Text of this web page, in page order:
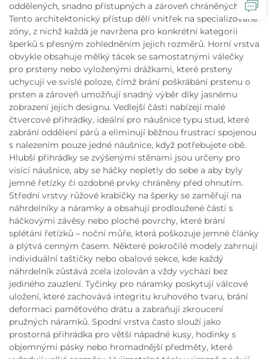
oddělených, snadno přístupných a zároveň chráněných.
Tento architektonický přístup dělí vnitřek na specializované
zóny, z nichž každá je navržena pro konkrétní kategorii
šperků s přesným zohledněním jejich rozměrů. Horní vrstva
obvykle obsahuje mělký tácek se samostatnými válečky
pro prsteny nebo vyloženými drážkami, které prsteny
uchycují ve svislé poloze, čímž brání poškrábání prstenu o
prsten a zároveň umožňují snadný výběr díky jasnému
zobrazení jejich designu. Vedlejší části nabízejí malé
čtvercové přihrádky, ideální pro náušnice typu stud, které
zabrání oddělení párů a eliminují běžnou frustraci spojenou
s nalezením pouze jedné náušnice, když potřebujete obě.
Hlubší přihrádky se zvýšenými stěnami jsou určeny pro
visící náušnice, aby se háčky nepletly do sebe a aby byly
jemné řetízky či ozdobné prvky chráněny před ohnutím.
Střední vrstvy růžové krabičky na šperky se zaměřují na
náhrdelníky a náramky a obsahují prodloužené části s
háčkovými závěsy nebo ploché povrchy, které brání
splétání řetízků – noční můře, která poškozuje jemné články
a plýtvá cenným časem. Některé pokročilé modely zahrnují
individuální taštičky nebo obalové sekce, kde každý
náhrdelník zůstává zcela izolován a vždy vychází bez
jediného zauzlení. Tyčinky pro náramky poskytují válcové
uložení, které zachovává integritu kruhového tvaru, brání
deformaci paměťového drátu a zabraňují zkroucení
pružných náramků. Spodní vrstva často slouží jako
prostorná přihrádka pro větší nápadné kusy, hodinky s
objemnými pásky nebo hromadnější předměty, které